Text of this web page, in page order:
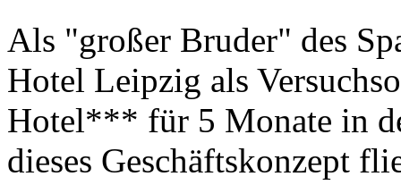
Als "großer Bruder" des
Hotel Leipzig als
Hotel*** für 5 Monate in
dieses Geschäftskonzept